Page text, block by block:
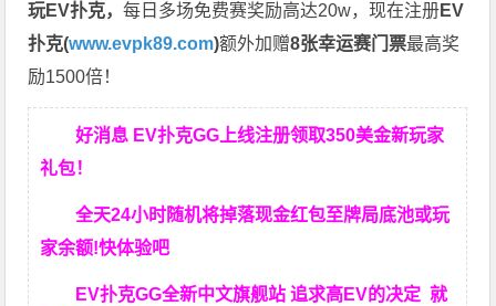
玩EV扑克，每日多场免费赛奖励高达20w，现在注册EV
扑克(www.evpk89.com)额外加赠8张幸运赛门票最高奖
励1500倍！
好消息 EV扑克GG上线注册领取350美金新玩家
礼包！
全天24小时随机将掉落现金红包至牌局底池或玩
家余额!快体验吧
EV扑克GG全新中文旗舰站 追求高EV的决定就